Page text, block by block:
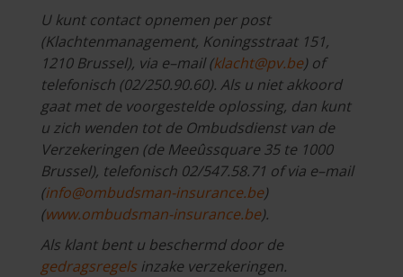
U kunt contact opnemen per post
(Klachtenmanagement, Koningsstraat 151,
1210 Brussel), via e–mail (klacht@pv.be) of
telefonisch (02/250.90.60). Als u niet akkoord
gaat met de voorgestelde oplossing, dan kunt
u zich wenden tot de Ombudsdienst van de
Verzekeringen (de Meeûssquare 35 te 1000
Brussel), telefonisch 02/547.58.71 of via e–mail
(info@ombudsman-insurance.be)
(www.ombudsman-insurance.be).
Als klant bent u beschermd door de
gedragsregels inzake verzekeringen.